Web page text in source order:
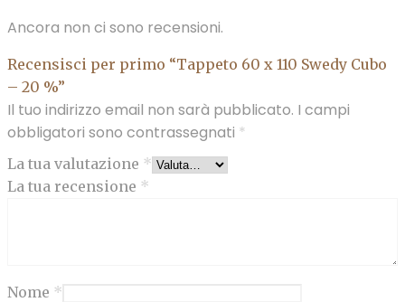
Ancora non ci sono recensioni.
Recensisci per primo “Tappeto 60 x 110 Swedy Cubo
– 20 %”
Il tuo indirizzo email non sarà pubblicato. I campi
obbligatori sono contrassegnati *
La tua valutazione *
La tua recensione *
Nome *